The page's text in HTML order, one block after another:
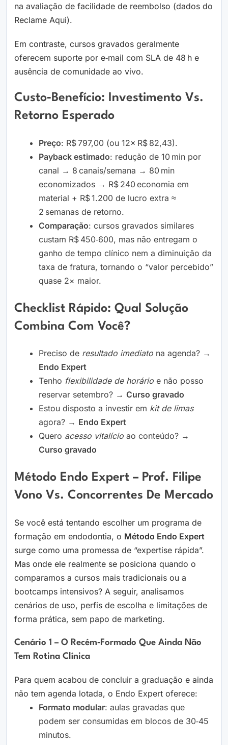
na avaliação de facilidade de reembolso (dados do
Reclame Aqui).
Em contraste, cursos gravados geralmente
oferecem suporte por e‑mail com SLA de 48 h e
ausência de comunidade ao vivo.
Custo‑benefício: Investimento Vs.
Retorno Esperado
Preço: R$ 797,00 (ou 12× R$ 82,43).
Payback estimado: redução de 10 min por
canal → 8 canais/semana → 80 min
economizados → R$ 240 economia em
material + R$ 1.200 de lucro extra ≈
2 semanas de retorno.
Comparação: cursos gravados similares
custam R$ 450‑600, mas não entregam o
ganho de tempo clínico nem a diminuição da
taxa de fratura, tornando o “valor percebido”
quase 2× maior.
Checklist Rápido: Qual Solução
Combina Com Você?
Preciso de resultado imediato na agenda? →
Endo Expert
Tenho flexibilidade de horário e não posso
reservar setembro? → Curso gravado
Estou disposto a investir em kit de limas
agora? → Endo Expert
Quero acesso vitalício ao conteúdo? →
Curso gravado
Método Endo Expert – Prof. Filipe
Vono Vs. Concorrentes De Mercado
Se você está tentando escolher um programa de
formação em endodontia, o Método Endo Expert
surge como uma promessa de “expertise rápida”.
Mas onde ele realmente se posiciona quando o
comparamos a cursos mais tradicionais ou a
bootcamps intensivos? A seguir, analisamos
cenários de uso, perfis de escolha e limitações de
forma prática, sem papo de marketing.
Cenário 1 – O Recém‑formado Que Ainda Não
Tem Rotina Clínica
Para quem acabou de concluir a graduação e ainda
não tem agenda lotada, o Endo Expert oferece:
Formato modular: aulas gravadas que
podem ser consumidas em blocos de 30‑45
minutos.